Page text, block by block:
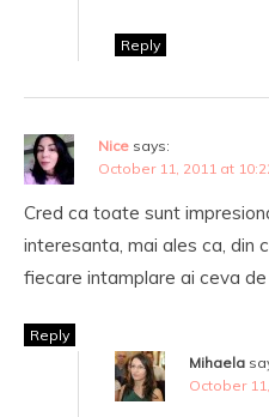
Reply
Nice says:
October 11, 2011 at
Cred ca toate sunt
interesanta, mai ales ca, din
fiecare intamplare ai ceva
Reply
Mihaela
October